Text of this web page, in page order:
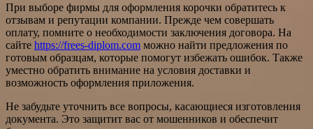
При выборе фирмы для оформления корочки обратитесь к
отзывам и репутации компании. Прежде чем совершать
оплату, помните о необходимости заключения договора. На
сайте https://frees-diplom.com можно найти предложения по
готовым образцам, которые помогут избежать ошибок. Также
уместно обратить внимание на условия доставки и
возможность оформления приложения.
Не забудьте уточнить все вопросы, касающиеся изготовления
документа. Это защитит вас от мошенников и обеспечит